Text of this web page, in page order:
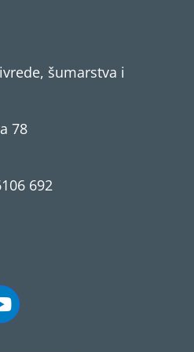
šumarstva i
78
692